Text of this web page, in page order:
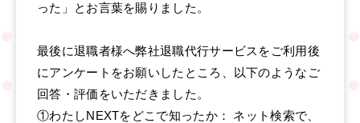
った」とお言葉を賜りました。
最後に退職者様へ弊社退職代行サービスをご利用後
にアンケートをお願いしたところ、以下のようなご
回答・評価をいただきました。
①わたしNEXTをどこで知ったか： ネット検索で、